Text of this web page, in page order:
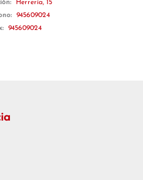
Herrería, 15
945609024
945609024